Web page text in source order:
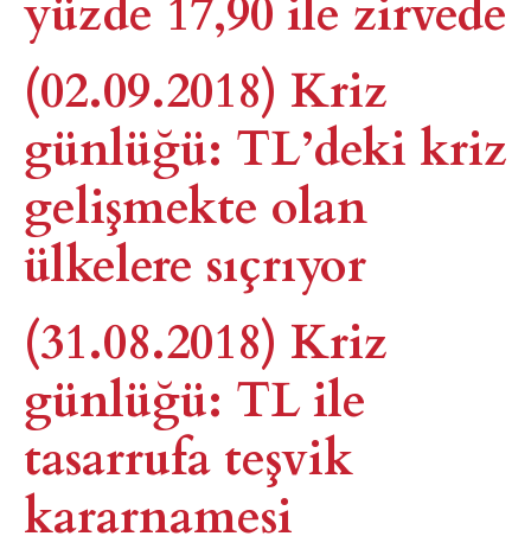
(02.09.2018) Kriz
günlüğü: TL’deki kriz
gelişmekte olan
ülkelere sıçrıyor
(31.08.2018) Kriz
günlüğü: TL ile
tasarrufa teşvik
kararnamesi